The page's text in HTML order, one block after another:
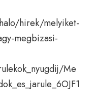
hirek/melyiket-
megbizasi-
Me